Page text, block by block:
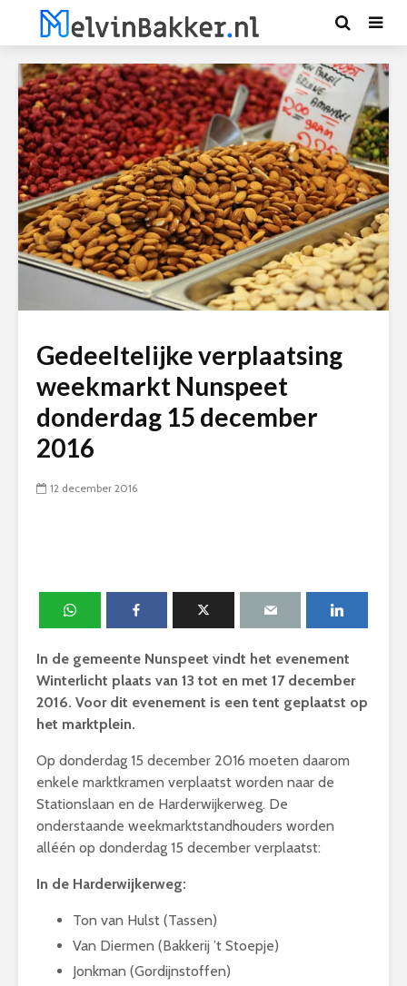
Gedeeltelijke verplaatsing
weekmarkt Nunspeet
donderdag 15 december
2016
12 december 2016
In de gemeente Nunspeet vindt het evenement
Winterlicht plaats van 13 tot en met 17 december
2016. Voor dit evenement is een tent geplaatst op
het marktplein.
Op donderdag 15 december 2016 moeten daarom
enkele marktkramen verplaatst worden naar de
Stationslaan en de Harderwijkerweg. De
onderstaande weekmarktstandhouders worden
alléén op donderdag 15 december verplaatst:
In de Harderwijkerweg:
Ton van Hulst (Tassen)
Van Diermen (Bakkerij ’t Stoepje)
Jonkman (Gordijnstoffen)